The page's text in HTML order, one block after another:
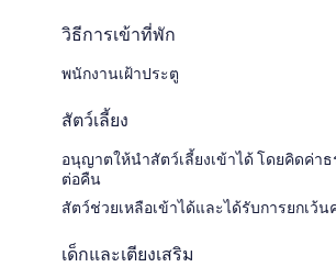
วิธีการเข้าที่พัก
พนักงานเฝ้าประตู
สัตว์เลี้ยง
อนุญาตให้นำสัตว์เลี้ยงเข้าได้ โดยคิดค่าธ
ต่อคืน
สัตว์ช่วยเหลือเข้าได้และได้รับการยกเว้น
เด็กและเตียงเสริม